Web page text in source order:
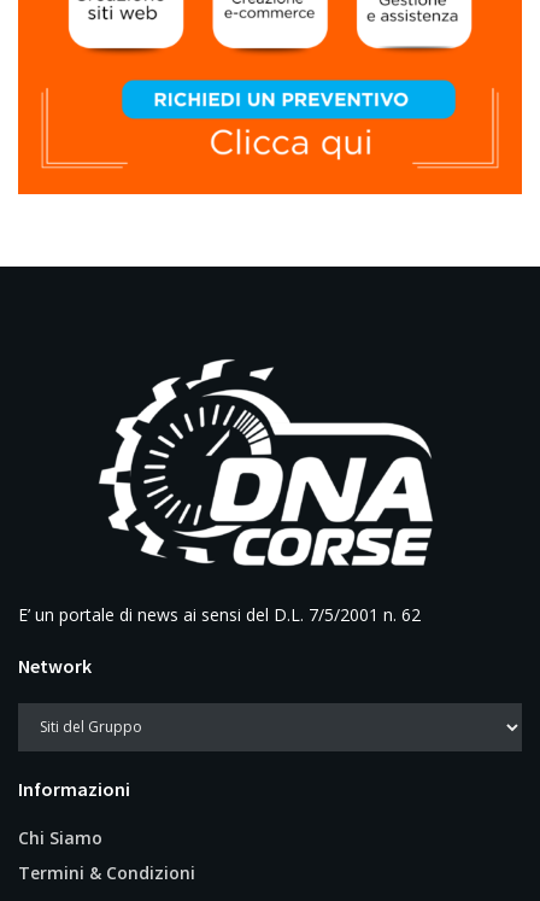
E’ un portale di news ai sensi del D.L. 7/5/2001 n. 62
Network
Informazioni
Chi Siamo
Termini & Condizioni